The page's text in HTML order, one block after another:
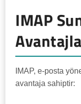
IMAP
IMAP, e-posta
avantaja sahiptir: